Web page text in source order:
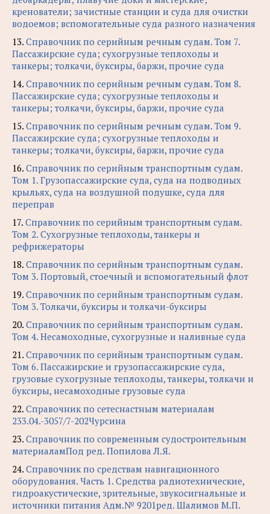
кренователи; зачистные станции и суда для очистки
водоемов; вспомогательные суда разного назначения
13. Справочник по серийным речным судам. Том 7.
Пассажирские суда; сухогрузные теплоходы и
танкеры; толкачи, буксиры, баржи, прочие суда
14. Справочник по серийным речным судам. Том 8.
Пассажирские суда; сухогрузные теплоходы и
танкеры; толкачи, буксиры, баржи, прочие суда
15. Справочник по серийным речным судам. Том 9.
Пассажирские суда; сухогрузные теплоходы и
танкеры; толкачи, буксиры, баржи, прочие суда
16. Справочник по серийным транспортным судам.
Том 1. Грузопассажирские суда, суда на подводных
крыльях, суда на воздушной подушке, суда для
переправ
17. Справочник по серийным транспортным судам.
Том 2. Сухогрузные теплоходы, танкеры и
рефрижераторы
18. Справочник по серийным транспортным судам.
Том 3. Портовый, стоечный и вспомогательный флот
19. Справочник по серийным транспортным судам.
Том 3. Толкачи, буксиры и толкачи-буксиры
20. Справочник по серийным транспортным судам.
Том 4. Несамоходные, сухогрузные и наливные суда
21. Справочник по серийным транспортным судам.
Том 6. Пассажирские и грузопассажирские суда,
грузовые сухогрузные теплоходы, танкеры, толкачи и
буксиры, несамоходные грузовые суда
22. Справочник по сетеснастным материалам
233.04.-3057/7-202Чурсина
23. Справочник по современным судостроительным
материаламПод ред. Попилова Л.Я.
24. Справочник по средствам навигационного
оборудования. Часть 1. Средства радиотехнические,
гидроакустические, зрительные, звукосигнальные и
источники питания Адм.№ 9201ред. Шалимов М.П.